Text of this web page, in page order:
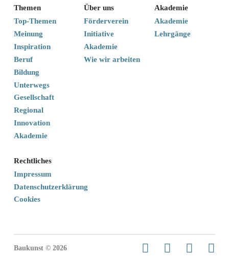
Themen
Top-Themen
Meinung
Inspiration
Beruf
Bildung
Unterwegs
Gesellschaft
Regional
Innovation
Akademie
Akademie
Akademie
Lehrgänge
Über uns
Förderverein
Initiative
Akademie
Wie wir arbeiten
Rechtliches
Impressum
Datenschutzerklärung
Cookies
Baukunst © 2026